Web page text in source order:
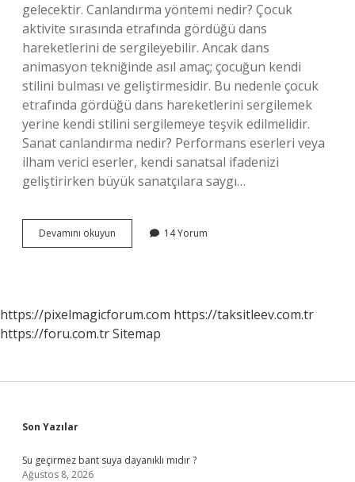
gelecektir. Canlandırma yöntemi nedir? Çocuk
aktivite sırasında etrafında gördüğü dans
hareketlerini de sergileyebilir. Ancak dans
animasyon tekniğinde asıl amaç; çocuğun kendi
stilini bulması ve geliştirmesidir. Bu nedenle çocuk
etrafında gördüğü dans hareketlerini sergilemek
yerine kendi stilini sergilemeye teşvik edilmelidir.
Sanat canlandırma nedir? Performans eserleri veya
ilham verici eserler, kendi sanatsal ifadenizi
geliştirirken büyük sanatçılara saygı…
Devamını okuyun Canlandırma
Nedir
14 Yorum
https://pixelmagicforum.com https://taksitleev.com.tr
https://foru.com.trSitemap
Sidebar
Son Yazılar
Su geçirmez bant suya dayanıklı mıdır ?
Ağustos 8, 2026